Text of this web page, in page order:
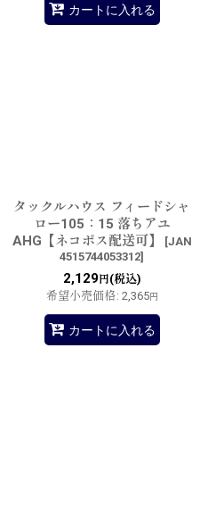
カートに入れる
タックルハウス フィードシャ
ロー105：15 落ちアユ
AHG【ネコポス配送可】
[JAN
4515744053312]
2,129円(税込)
希望小売価格: 2,365円
カートに入れる